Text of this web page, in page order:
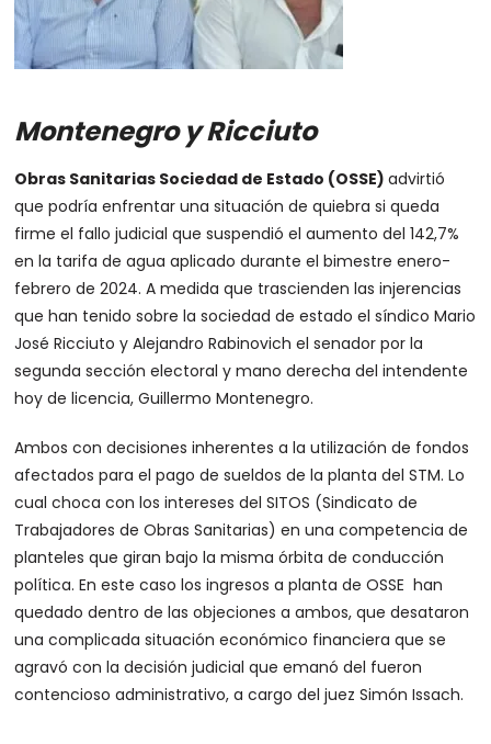
Montenegro y Ricciuto
Obras Sanitarias Sociedad de Estado (OSSE)advirtió
que podría enfrentar una situación de quiebra si queda
firme el fallo judicial que suspendió el aumento del 142,7%
en la tarifa de agua aplicado durante el bimestre enero-
febrero de 2024. A medida que trascienden las injerencias
que han tenido sobre la sociedad de estado el síndico Mario
José Ricciuto y Alejandro Rabinovich el senador por la
segunda sección electoral y mano derecha del intendente
hoy de licencia, Guillermo Montenegro.
Ambos con decisiones inherentes a la utilización de fondos
afectados para el pago de sueldos de la planta del STM. Lo
cual choca con los intereses del SITOS (Sindicato de
Trabajadores de Obras Sanitarias) en una competencia de
planteles que giran bajo la misma órbita de conducción
política. En este caso los ingresos a planta de OSSE han
quedado dentro de las objeciones a ambos, que desataron
una complicada situación económico financiera que se
agravó con la decisión judicial que emanó del fueron
contencioso administrativo, a cargo del juez Simón Issach.